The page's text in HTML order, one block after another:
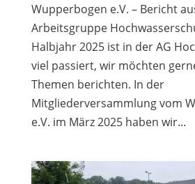
Wupperbogen e.V. – Bericht
Arbeitsgruppe
Halbjahr 2025 ist in der AG
viel passiert, wir möchten
Themen berichten. In der
Mitgliederversammlung vom
e.V. im März 2025 haben wir...